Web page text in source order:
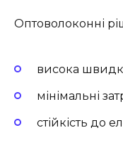
Оптоволоконні
висока
мінімальні
стійкість до